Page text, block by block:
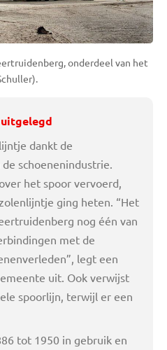
onderdeel van het
dankt de
schoenenindustrie.
het spoor vervoerd,
ging heten. “Het
nog één van
met de
legt een
uit. Ook verwijst
spoorlijn, terwijl er een
tot 1950 in gebruik en